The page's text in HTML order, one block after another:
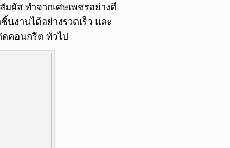
ผัส ทำจากเศษเพชรอย่างดี
งานได้อย่างรวดเร็ว และ
คอนกรีต ทั่วไป